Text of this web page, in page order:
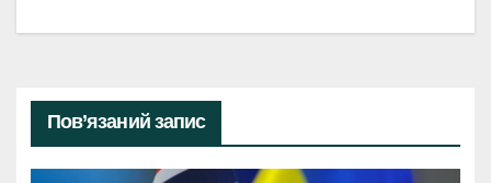
Пов’язаний запис